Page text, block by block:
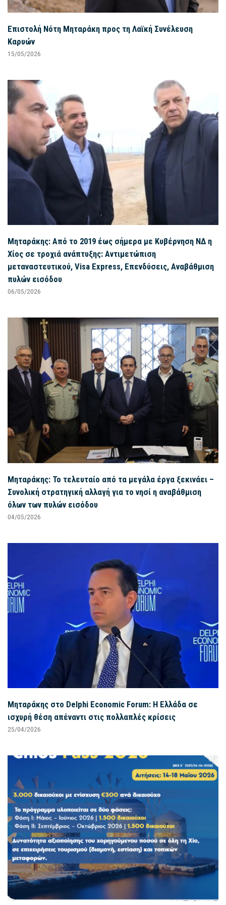
Επιστολή Νότη Μηταράκη προς τη Λαϊκή Συνέλευση
Καρυών
15/05/2026
Μηταράκης: Από το 2019 έως σήμερα με Κυβέρνηση ΝΔ η
Χίος σε τροχιά ανάπτυξης: Αντιμετώπιση
μεταναστευτικού, Visa Express, Επενδύσεις, Αναβάθμιση
πυλών εισόδου
06/05/2026
Μηταράκης: Το τελευταίο από τα μεγάλα έργα ξεκινάει –
Συνολική στρατηγική αλλαγή για το νησί η αναβάθμιση
όλων των πυλών εισόδου
04/05/2026
Μηταράκης στο Delphi Economic Forum: Η Ελλάδα σε
ισχυρή θέση απέναντι στις πολλαπλές κρίσεις
25/04/2026